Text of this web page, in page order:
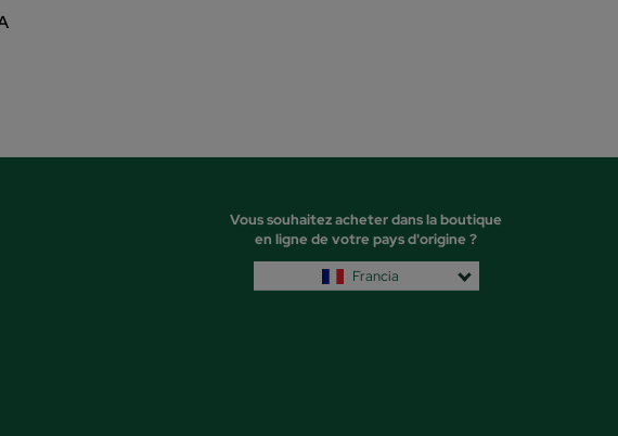
Vous souhaitez acheter dans la boutique
en ligne de votre pays d'origine ?
Francia